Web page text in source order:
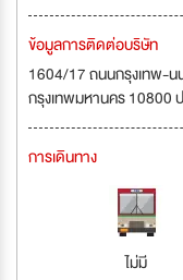
ข้อมูลการติดต่อบริษัท
1604/17 ถนนกรุงเทพ-น
กรุงเทพมหานคร 10800 ป
การเดินทาง
ไม่มี